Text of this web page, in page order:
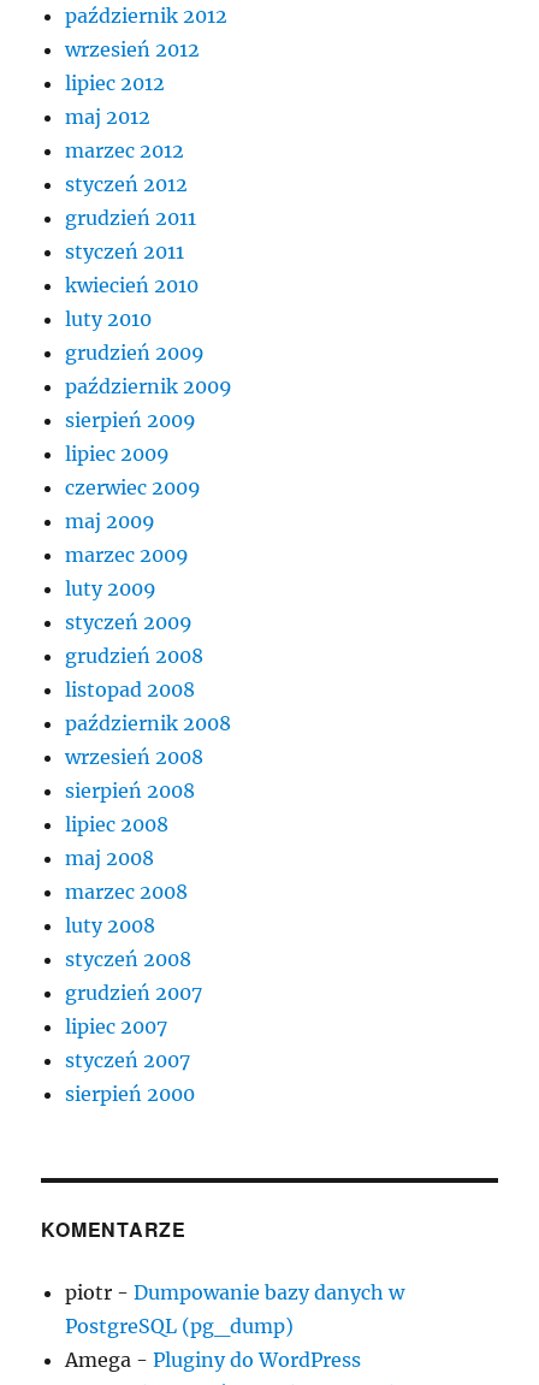
październik 2012
wrzesień 2012
lipiec 2012
maj 2012
marzec 2012
styczeń 2012
grudzień 2011
styczeń 2011
kwiecień 2010
luty 2010
grudzień 2009
październik 2009
sierpień 2009
lipiec 2009
czerwiec 2009
maj 2009
marzec 2009
luty 2009
styczeń 2009
grudzień 2008
listopad 2008
październik 2008
wrzesień 2008
sierpień 2008
lipiec 2008
maj 2008
marzec 2008
luty 2008
styczeń 2008
grudzień 2007
lipiec 2007
styczeń 2007
sierpień 2000
KOMENTARZE
piotr -Dumpowanie bazy danych w
PostgreSQL (pg_dump)
Amega -Pluginy do WordPress